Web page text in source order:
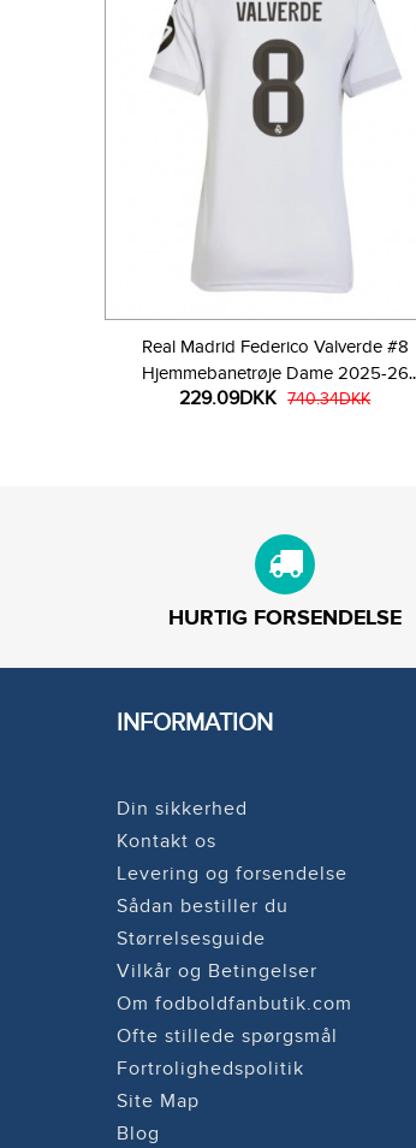
Real Madrid Federico Valverde #8
Hjemmebanetrøje Dame 2025-26
Kortærmet
229.09DKK 740.34DKK
HURTIG FORSENDELSE
INFORMATION
Din sikkerhed
Kontakt os
Levering og forsendelse
Sådan bestiller du
Størrelsesguide
Vilkår og Betingelser
Om fodboldfanbutik.com
Ofte stillede spørgsmål
Fortrolighedspolitik
Site Map
Blog